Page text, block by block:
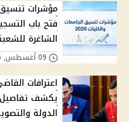
فتح باب
الشاغرة
اعترافات
يكشف
الدولة